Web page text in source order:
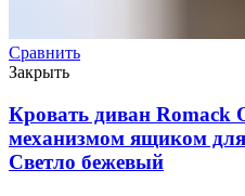
Сравнить
Закрыть
Кровать диван Romack
механизмом ящиком
Светло бежевый